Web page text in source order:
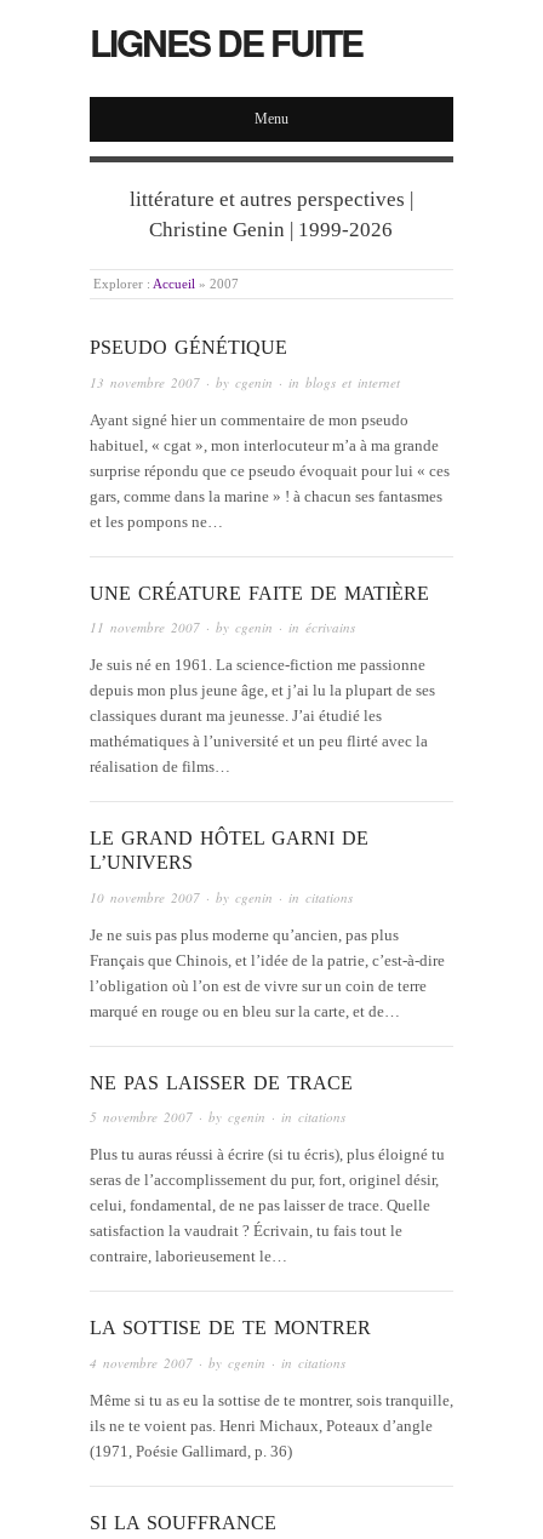
LIGNES DE FUITE
Menu
littérature et autres perspectives |
Christine Genin | 1999-2026
Explorer : Accueil » 2007
PSEUDO GÉNÉTIQUE
13 novembre 2007 · by cgenin · in blogs et internet
Ayant signé hier un commentaire de mon pseudo
habituel, « cgat », mon interlocuteur m’a à ma grande
surprise répondu que ce pseudo évoquait pour lui « ces
gars, comme dans la marine » ! à chacun ses fantasmes
et les pompons ne…
UNE CRÉATURE FAITE DE MATIÈRE
11 novembre 2007 · by cgenin · in écrivains
Je suis né en 1961. La science-fiction me passionne
depuis mon plus jeune âge, et j’ai lu la plupart de ses
classiques durant ma jeunesse. J’ai étudié les
mathématiques à l’université et un peu flirté avec la
réalisation de films…
LE GRAND HÔTEL GARNI DE
L’UNIVERS
10 novembre 2007 · by cgenin · in citations
Je ne suis pas plus moderne qu’ancien, pas plus
Français que Chinois, et l’idée de la patrie, c’est-à-dire
l’obligation où l’on est de vivre sur un coin de terre
marqué en rouge ou en bleu sur la carte, et de…
NE PAS LAISSER DE TRACE
5 novembre 2007 · by cgenin · in citations
Plus tu auras réussi à écrire (si tu écris), plus éloigné tu
seras de l’accomplissement du pur, fort, originel désir,
celui, fondamental, de ne pas laisser de trace. Quelle
satisfaction la vaudrait ? Écrivain, tu fais tout le
contraire, laborieusement le…
LA SOTTISE DE TE MONTRER
4 novembre 2007 · by cgenin · in citations
Même si tu as eu la sottise de te montrer, sois tranquille,
ils ne te voient pas. Henri Michaux, Poteaux d’angle
(1971, Poésie Gallimard, p. 36)
SI LA SOUFFRANCE